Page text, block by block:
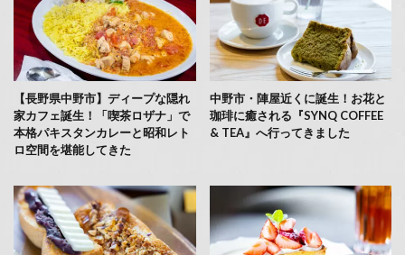
【長野県中野市】ディープな隠れ
家カフェ誕生！「喫茶ロザナ」で
本格パキスタンカレーと昭和レト
ロ空間を堪能してきた
中野市・陣屋近くに誕生！お花と
珈琲に癒される『SYNQ COFFEE
& TEA』へ行ってきました